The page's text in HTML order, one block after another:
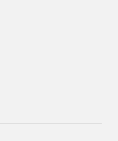
сложные